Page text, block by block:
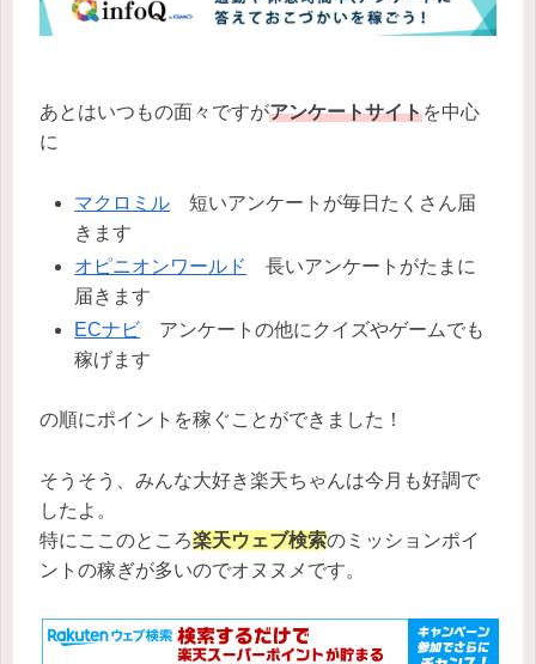
あとはいつもの面々ですがアンケートサイトを中心
に
マクロミル 短いアンケートが毎日たくさん届
きます
オピニオンワールド
長いアンケートがたまに
届きます
ECナビ アンケートの他にクイズやゲームでも
稼げます
の順にポイントを稼ぐことができました！
そうそう、みんな大好き楽天ちゃんは今月も好調で
したよ。
特にここのところ楽天ウェブ検索のミッションポイ
ントの稼ぎが多いのでオヌヌメです。